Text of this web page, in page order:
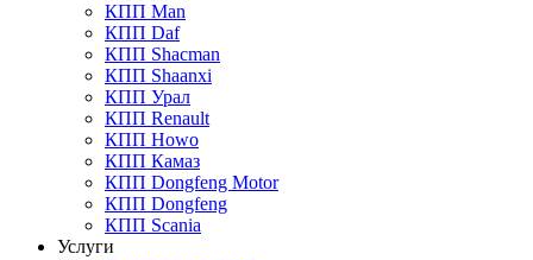
КПП Man
КПП Daf
КПП Shacman
КПП Shaanxi
КПП Урал
КПП Renault
КПП Howo
КПП Камаз
КПП Dongfeng Motor
КПП Dongfeng
КПП Scania
Услуги